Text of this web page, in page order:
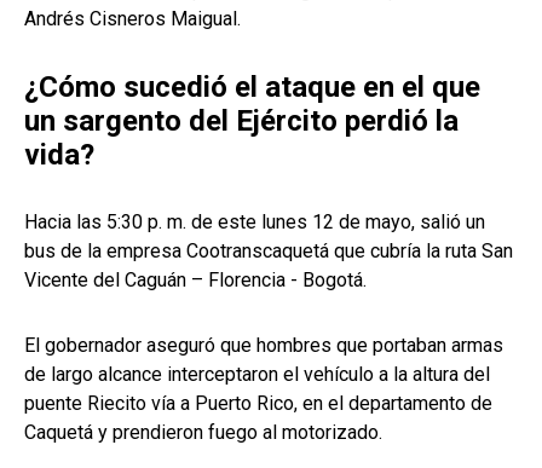
Andrés Cisneros Maigual.
¿Cómo sucedió el ataque en el que
un sargento del Ejército perdió la
vida?
Hacia las 5:30 p. m. de este lunes 12 de mayo, salió un
bus de la empresa Cootranscaquetá que cubría la ruta San
Vicente del Caguán – Florencia - Bogotá.
El gobernador aseguró que hombres que portaban armas
de largo alcance interceptaron el vehículo a la altura del
puente Riecito vía a Puerto Rico, en el departamento de
Caquetá y prendieron fuego al motorizado.